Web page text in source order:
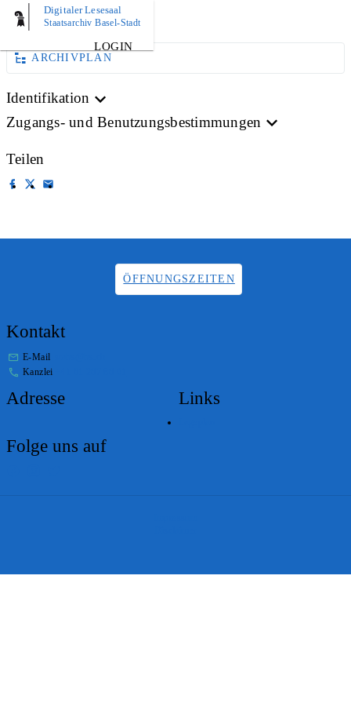
Digitaler Lesesaal
Staatsarchiv Basel-Stadt
LOGIN
AKTE
ARCHIVPLAN
Identifikation
Zugangs- und Benutzungsbestimmungen
Teilen
ÖFFNUNGSZEITEN
Kontakt
E-Mail
Kanzlei
Adresse Links
Folge uns auf